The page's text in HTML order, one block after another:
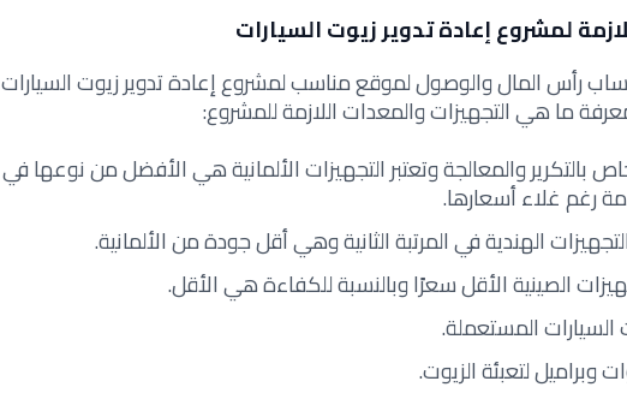
لمشروع إعادة تدوير زيوت السيارات
رأس المال والوصول لموقع مناسب لمشروع إعادة تدوير زيوت السيارات
ما هي التجهيزات والمعدات اللازمة للمشروع:
بالتكرير والمعالجة وتعتبر التجهيزات الألمانية هي الأفضل من نوعها في
رغم غلاء أسعارها.
الهندية في المرتبة الثانية وهي أقل جودة من الألمانية.
الصينية الأقل سعرًا وبالنسبة للكفاءة هي الأقل.
السيارات المستعملة.
وبراميل لتعبئة الزيوت.